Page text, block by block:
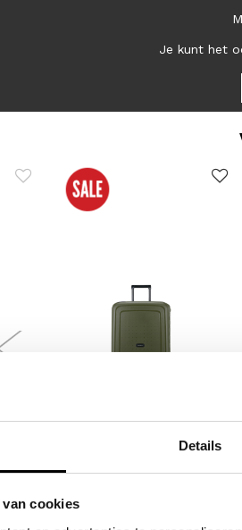
Details
cookies
Je kunt het
/
koffer / trolley /
reiskoffer 75 cm (large)